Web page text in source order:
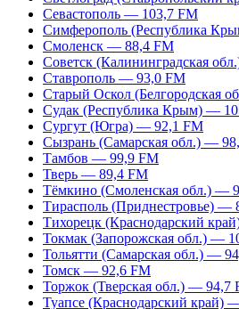
Севастополь — 103,7 FM
Симферополь (Республика
Смоленск — 88,4 FM
Советск (Калининградская
Ставрополь — 93,0 FM
Старый Оскол (Белгородская
Судак (Республика Крым) —
Сургут (Югра) — 92,1 FM
Сызрань (Самарская обл.) —
Тамбов — 99,9 FM
Тверь — 89,4 FM
Тёмкино (Смоленская обл.) —
Тирасполь (Приднестровье) —
Тихорецк (Краснодарский
Токмак (Запорожская обл.) —
Тольятти (Самарская обл.) —
Томск — 92,6 FM
Торжок (Тверская обл.) — 94,7
Туапсе (Краснодарский край)